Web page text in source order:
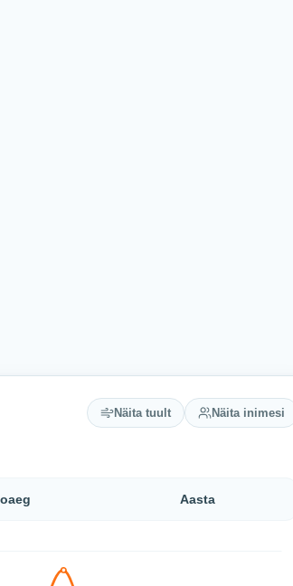
Näita tuult Näita inimesi
Aasta
19 °C (madalaim 4 °C, kõrgeim 20,7 °C).